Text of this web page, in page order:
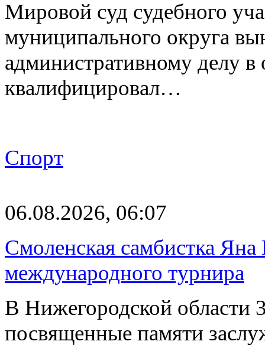
Мировой суд судебного
муниципального округа
административному делу
квалифицировал…
Спорт
06.08.2026, 06:07
Смоленская самбистка Яна
международного турнира
В Нижегородской области
посвященные памяти